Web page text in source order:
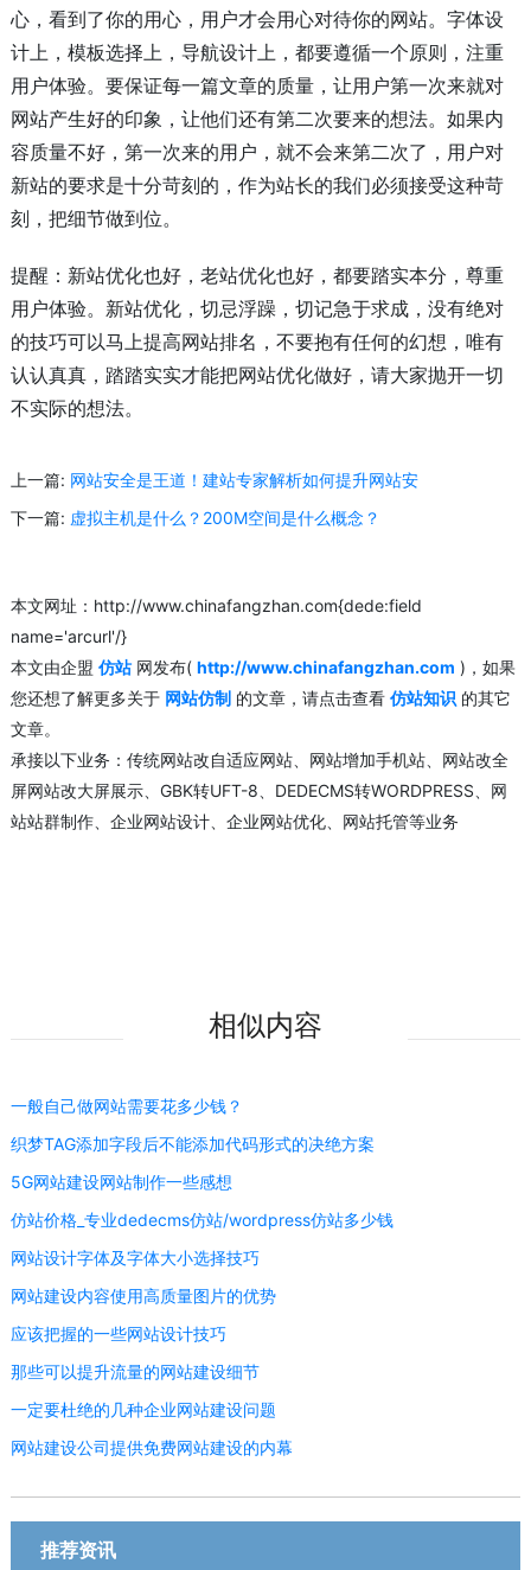
心，看到了你的用心，用户才会用心对待你的网站。字体设
计上，模板选择上，导航设计上，都要遵循一个原则，注重
用户体验。要保证每一篇文章的质量，让用户第一次来就对
网站产生好的印象，让他们还有第二次要来的想法。如果内
容质量不好，第一次来的用户，就不会来第二次了，用户对
新站的要求是十分苛刻的，作为站长的我们必须接受这种苛
刻，把细节做到位。
提醒：新站优化也好，老站优化也好，都要踏实本分，尊重
用户体验。新站优化，切忌浮躁，切记急于求成，没有绝对
的技巧可以马上提高网站排名，不要抱有任何的幻想，唯有
认认真真，踏踏实实才能把网站优化做好，请大家抛开一切
不实际的想法。
上一篇: 网站安全是王道！建站专家解析如何提升网站安
下一篇: 虚拟主机是什么？200M空间是什么概念？
本文网址：http://www.chinafangzhan.com{dede:field
name='arcurl'/}
本文由企盟 仿站 网发布( http://www.chinafangzhan.com )，如果
您还想了解更多关于 网站仿制 的文章，请点击查看 仿站知识 的其它
文章。
承接以下业务：传统网站改自适应网站、网站增加手机站、网站改全
屏网站改大屏展示、GBK转UFT-8、DEDECMS转WORDPRESS、网
站站群制作、企业网站设计、企业网站优化、网站托管等业务
相似内容
一般自己做网站需要花多少钱？
织梦TAG添加字段后不能添加代码形式的决绝方案
5G网站建设网站制作一些感想
仿站价格_专业dedecms仿站/wordpress仿站多少钱
网站设计字体及字体大小选择技巧
网站建设内容使用高质量图片的优势
应该把握的一些网站设计技巧
那些可以提升流量的网站建设细节
一定要杜绝的几种企业网站建设问题
网站建设公司提供免费网站建设的内幕
推荐资讯